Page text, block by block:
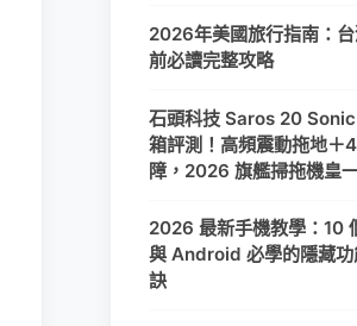
2026年美國旅行指南：
前必讀完整攻略
石頭科技 Saros 20
箱評測！高頻震動拖地＋
障，2026 旗艦掃拖機皇
2026 最新手機教學：10
與 Android 必學的隱藏功
訣